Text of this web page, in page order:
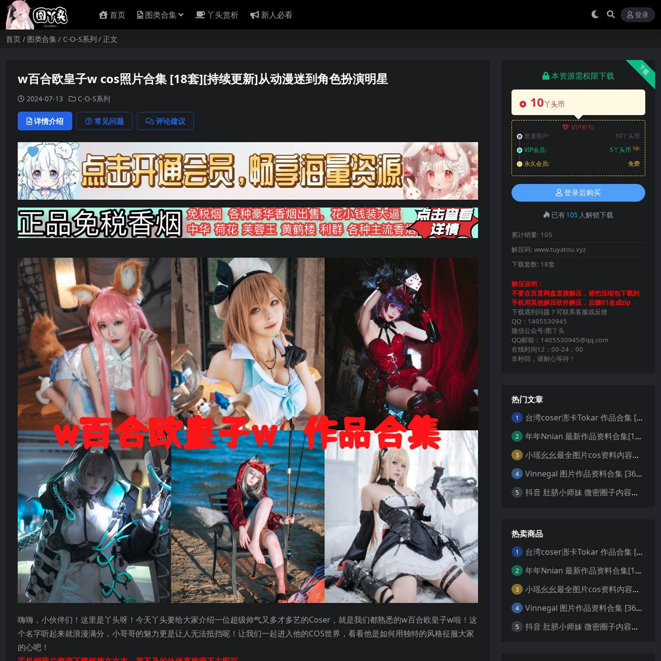
首页 图类合集 丫头赏析 新人必看 登录
首页 图类合集 C-O-S系列 正文
w百合欧皇子w cos照片合集 [18套][持续更新]从动漫迷到角色扮演明星
2024-07-13 C-O-S系列
详情介绍 常见问题 评论建议
嗨嗨，小伙伴们！这里是丫头呀！今天丫头要给大家介绍一位超级帅气又多才多艺的Coser，就是我们都熟悉的w百合欧皇子w啦！这
个名字听起来就浪漫满分，小哥哥的魅力更是让人无法抵挡呢！让我们一起进入他的COS世界，看看他是如何用独特的风格征服大家
的心吧！
下载
本资源需权限下载
10丫头币
VIP折扣
普通用户:
10丫头币
VIP会员:
5丫头币 5折
永久会员: 免费
登录后购买
已有105 人解锁下载
累计销量: 105
解压码: www.tuyatou.xyz
下载套数: 18套
解压说明：
不要在百度网盘直接解压，请把压缩包下载到
手机用其他解压软件解压，后缀01改成zip
下载遇到问题？可联系客服或反馈
QQ：1405530945
微信公众号:图丫头
QQ邮箱：1405530945@qq.com
在线时间12：00-24：00
非秒回，请耐心等待！
热门文章
1 台湾coser浵卡Tokar 作品合集 [29套][持续更新]从赛博朋克到原神的完美演绎
2 年年Nnian 最新作品资料合集[150套][持续更新]独特魅力与完美曲线的化身
3 小瑶幺幺最全图片cos资料内容合集下载[27套][持续更新]
4 Vinnegal 图片作品资料合集 [36套][持续更新]100万粉丝热爱的美国Cos天后！
5 抖音 肚脐小师妹 微密圈子内容合集【39套】持续更新
热卖商品
1 台湾coser浵卡Tokar 作品合集 [29套][持续更新]从赛博朋克到原神的完美演绎
2 年年Nnian 最新作品资料合集[150套][持续更新]独特魅力与完美曲线的化身
3 小瑶幺幺最全图片cos资料内容合集下载[27套][持续更新]
4 Vinnegal 图片作品资料合集 [36套][持续更新]100万粉丝热爱的美国Cos天后！
5 抖音 肚脐小师妹 微密圈子内容合集【39套】持续更新